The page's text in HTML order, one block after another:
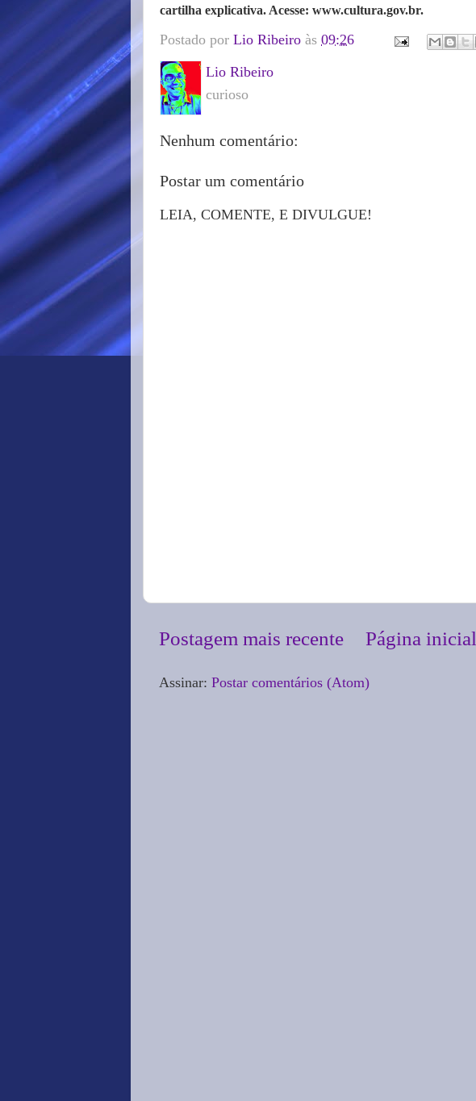
cartilha explicativa. Acesse: www.cultura.gov.br.
Postado por Lio Ribeiro às 09:26
Lio Ribeiro
curioso
Nenhum comentário:
Postar um comentário
LEIA, COMENTE, E DIVULGUE!
Postagem mais recente Página inicial
Assinar: Postar comentários (Atom)